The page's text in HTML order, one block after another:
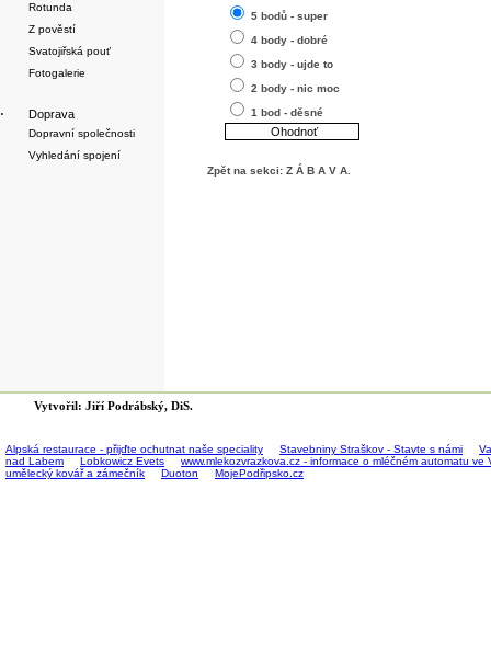
Rotunda
Z pověstí
Svatojiřská pouť
Fotogalerie
· Doprava
Dopravní společnosti
Vyhledání spojení
5 bodů - super
4 body - dobré
3 body - ujde to
2 body - nic moc
1 bod - děsné
Zpět na sekci: Z Á B A V A.
Vytvořil: Jiří Podrábský, DiS.
Alpská restaurace - přijďte ochutnat naše speciality Stavebniny Straškov - Stavte s námi
nad Labem
Lobkowicz Evets
www.mlekozvrazkova.cz - informace o mléčném automatu
umělecký kovář a zámečník
Duoton MojePodřipsko.cz